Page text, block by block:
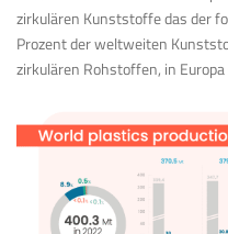
zirkulären Kunststoffe das der
Prozent der weltweiten
zirkulären Rohstoffen, in